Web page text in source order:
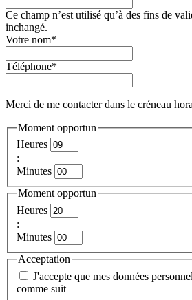
Ce champ n’est utilisé qu’à des fins de
inchangé.
Votre nom*
Téléphone*
Merci de me contacter dans le créneau
Moment opportun
Heures
:
Minutes
Moment opportun
Heures
:
Minutes
Acceptation
J'accepte que mes données
comme suit